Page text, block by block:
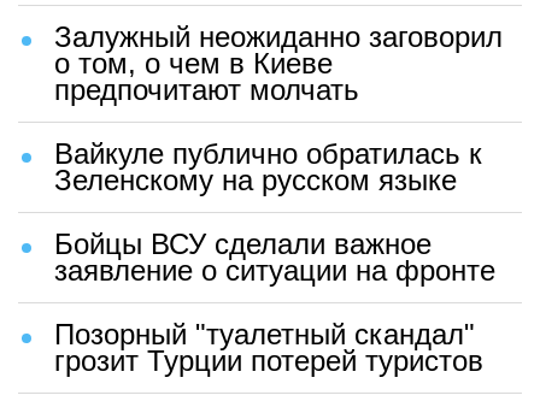
Залужный неожиданно заговорил
о том, о чем в Киеве
предпочитают молчать
Вайкуле публично обратилась к
Зеленскому на русском языке
Бойцы ВСУ сделали важное
заявление о ситуации на фронте
Позорный "туалетный скандал"
грозит Турции потерей туристов